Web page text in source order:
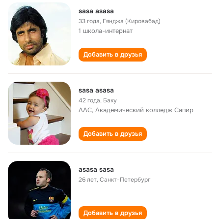
sasa asasa
33 года, Гянджа (Кировабад)
1 школа-интернат
Добавить в друзья
sasa asasa
42 года, Баку
ААС, Академический колледж Сапир
Добавить в друзья
asasa sasa
26 лет,Санкт-Петербург
Добавить в друзья